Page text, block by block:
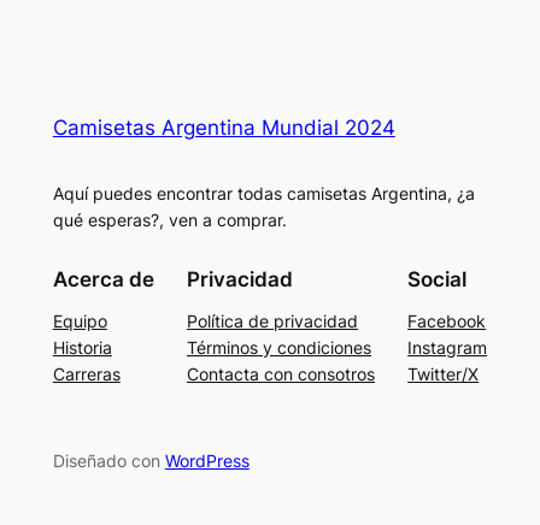
Camisetas Argentina Mundial 2024
Aquí puedes encontrar todas camisetas Argentina, ¿a
qué esperas?, ven a comprar.
Acerca de
Equipo
Historia
Carreras
Privacidad
Política de privacidad
Términos y condiciones
Contacta con consotros
Social
Facebook
Instagram
Twitter/X
Diseñado con WordPress